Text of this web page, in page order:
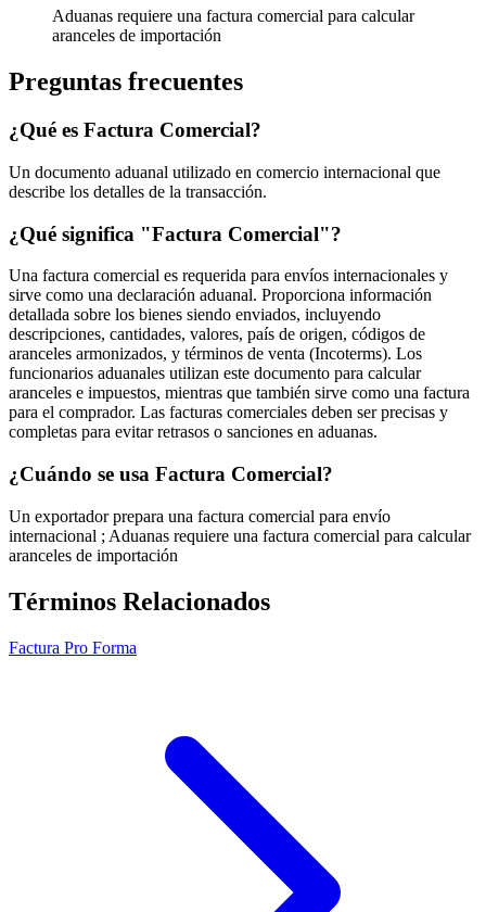
Aduanas requiere una factura comercial para calcular
aranceles de importación
Preguntas frecuentes
¿Qué es Factura Comercial?
Un documento aduanal utilizado en comercio internacional que
describe los detalles de la transacción.
¿Qué significa "Factura Comercial"?
Una factura comercial es requerida para envíos internacionales y
sirve como una declaración aduanal. Proporciona información
detallada sobre los bienes siendo enviados, incluyendo
descripciones, cantidades, valores, país de origen, códigos de
aranceles armonizados, y términos de venta (Incoterms). Los
funcionarios aduanales utilizan este documento para calcular
aranceles e impuestos, mientras que también sirve como una factura
para el comprador. Las facturas comerciales deben ser precisas y
completas para evitar retrasos o sanciones en aduanas.
¿Cuándo se usa Factura Comercial?
Un exportador prepara una factura comercial para envío
internacional ; Aduanas requiere una factura comercial para calcular
aranceles de importación
Términos Relacionados
Factura Pro Forma